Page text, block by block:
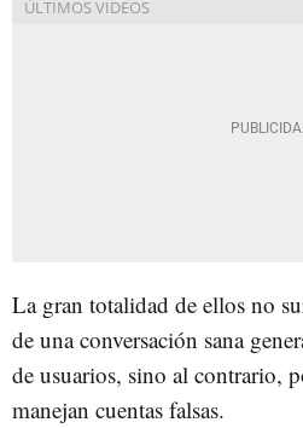
La gran totalidad de ellos no
de una conversación sana
de usuarios, sino al contrario,
manejan cuentas falsas.